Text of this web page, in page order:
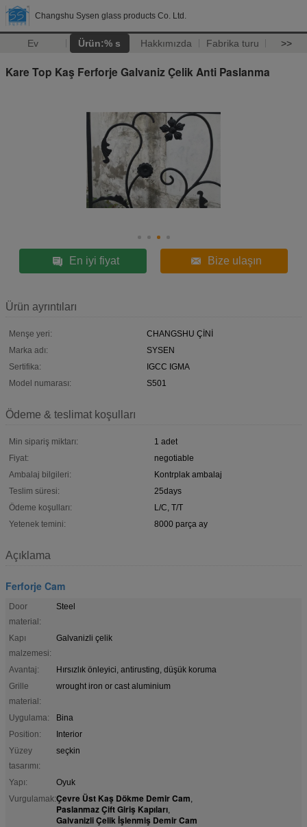
Changshu Sysen glass products Co. Ltd.
Ev Ürün:% s Hakkımızda Fabrika turu >>
Kare Top Kaş Ferforje Galvaniz Çelik Anti Paslanma
En iyi fiyat Bize ulaşın
Ürün ayrıntıları
Menşe yeri:
CHANGSHU ÇİNİ
Marka adı:
SYSEN
Sertifika:
IGCC IGMA
Model numarası:
S501
Ödeme & teslimat koşulları
Min sipariş miktarı:
1 adet
Fiyat:
negotiable
Ambalaj bilgileri:
Kontrplak ambalaj
Teslim süresi:
25days
Ödeme koşulları:
L/C, T/T
Yetenek temini:
8000 parça ay
Açıklama
Ferforje Cam
Door
material:
Steel
Kapı
malzemesi:
Galvanizli çelik
Avantaj:
Hırsızlık önleyici, antirusting, düşük koruma
Grille
material:
wrought iron or cast aluminium
Uygulama:
Bina
Position:
Interior
Yüzey
tasarımı:
seçkin
Yapı:
Oyuk
Vurgulamak:Çevre Üst Kaş Dökme Demir Cam,
Paslanmaz Çift Giriş Kapıları,
Galvanizli Çelik İşlenmiş Demir Cam